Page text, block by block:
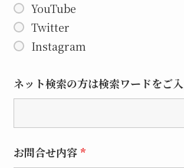
YouTube
Twitter
Instagram
ネット検索の方は検索ワードをご入
お問合せ内容 *